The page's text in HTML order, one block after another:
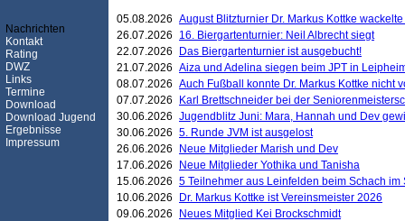
Nachrichten
Kontakt
Rating
DWZ
Links
Termine
Download
Download Jugend
Ergebnisse
Impressum
05.08.2026 August Blitzturnier Dr. Markus Kottke
26.07.2026
16. Biergartenturnier: Neil Albrecht siegt
22.07.2026
Das Biergartenturnier ist ausgebucht!
21.07.2026 Aiza und Adelina siegen beim JPT in
08.07.2026 Auch Fußball konnte Dr. Markus Kottke nicht
07.07.2026
Karl Brettschneider bei der
30.06.2026 Jugendblitz Juni: Mara, Hannah und Dev
30.06.2026 5. Runde JVM ist ausgelost
26.06.2026
Neue Mitglieder Marish und Dev
17.06.2026
Neue Mitglieder Yothika und Tanisha
15.06.2026 5 Teilnehmer aus Leinfelden beim Schach
10.06.2026
Dr. Markus Kottke ist Vereinsmeister 2026
09.06.2026
Neues Mitglied Kei Brockschmidt